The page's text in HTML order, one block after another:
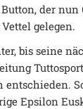
der
gelegen.
bis seine
Epsilon